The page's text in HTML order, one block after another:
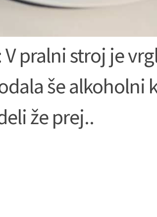
V pralni stroj je
še alkoholni
že prej..